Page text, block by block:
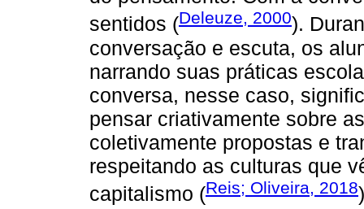
sentidos (Deleuze, 2000).
conversação e escuta, os
narrando suas práticas
conversa, nesse caso,
pensar criativamente sobre
coletivamente propostas e
respeitando as culturas que
capitalismo (Reis; Oliveira, 2018